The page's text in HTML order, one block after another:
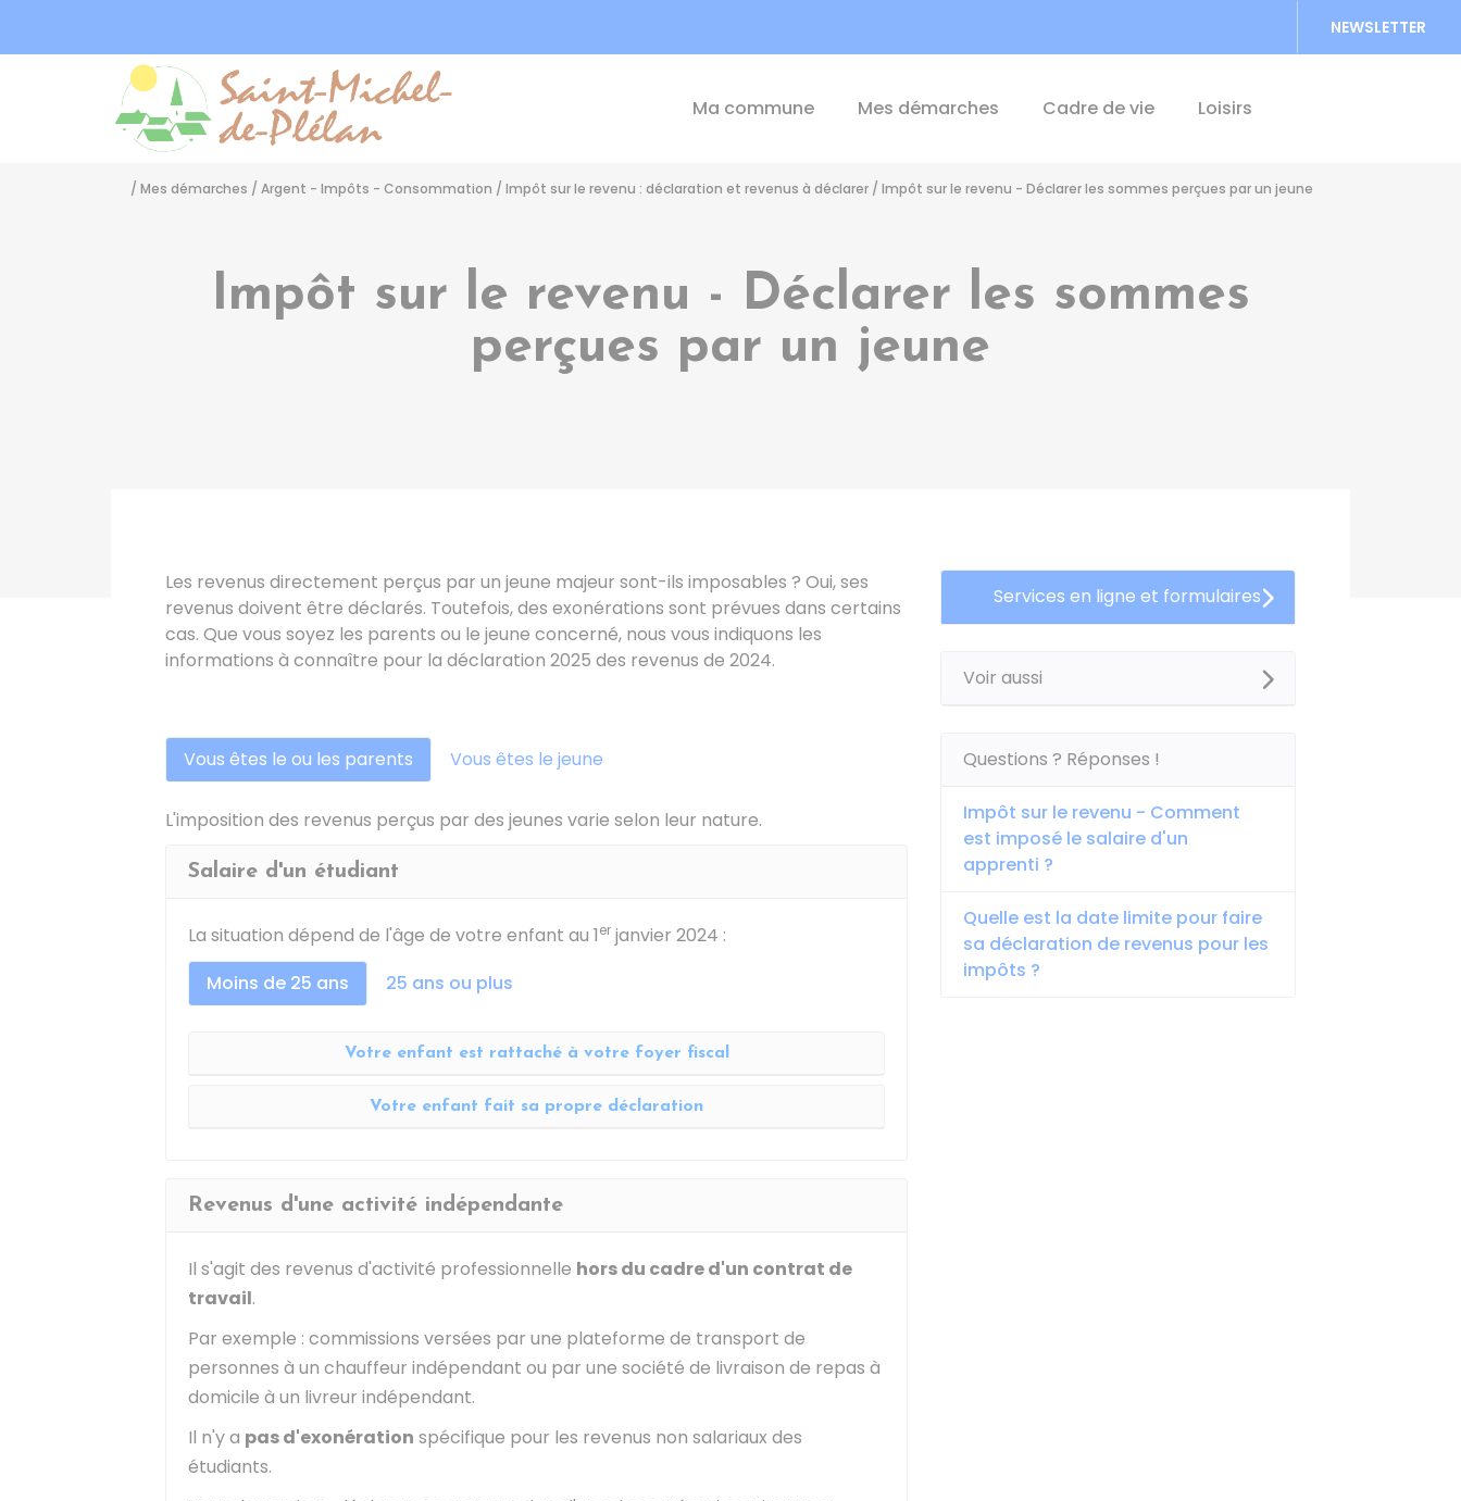
NEWSLETTER
Ma commune Mes démarches Cadre de vie Loisirs
/ Mes démarches / Argent - Impôts - Consommation / Impôt sur le revenu : déclaration et revenus à déclarer / Impôt sur le revenu - Déclarer les sommes perçues par un jeune
Impôt sur le revenu - Déclarer les sommes
perçues par un jeune
Les revenus directement perçus par un jeune majeur sont-ils imposables ? Oui, ses
revenus doivent être déclarés. Toutefois, des exonérations sont prévues dans certains
cas. Que vous soyez les parents ou le jeune concerné, nous vous indiquons les
informations à connaître pour la déclaration 2025 des revenus de 2024.
Vous êtes le ou les parents Vous êtes le jeune
L'imposition des revenus perçus par des jeunes varie selon leur nature.
Salaire d'un étudiant
La situation dépend de l'âge de votre enfant au 1er janvier 2024 :
Moins de 25 ans
25 ans ou plus
Votre enfant est rattaché à votre foyer fiscal
Votre enfant fait sa propre déclaration
Revenus d'une activité indépendante
Il s'agit des revenus d'activité professionnelle hors du cadre d'un contrat de
travail.
Par exemple : commissions versées par une plateforme de transport de
personnes à un chauffeur indépendant ou par une société de livraison de repas à
domicile à un livreur indépendant.
Il n'y a pas d'exonération spécifique pour les revenus non salariaux des
étudiants.
Services en ligne et formulaires
Voir aussi
Questions ? Réponses !
Impôt sur le revenu - Comment
est imposé le salaire d'un
apprenti ?
Quelle est la date limite pour faire
sa déclaration de revenus pour les
impôts ?